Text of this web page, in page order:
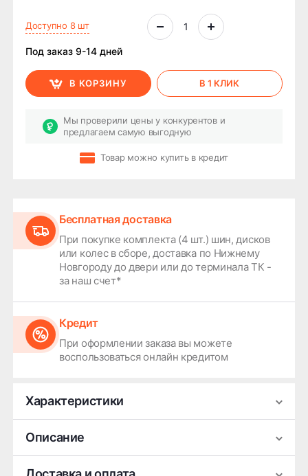
Доступно 8 шт
Под заказ 9-14 дней
В КОРЗИНУ В 1 КЛИК
Мы проверили цены у конкурентов и
предлагаем самую выгодную
Товар можно купить в кредит
Бесплатная доставка
При покупке комплекта (4 шт.) шин, дисков
или колес в сборе, доставка по Нижнему
Новгороду до двери или до терминала ТК -
за наш счет*
Кредит
При оформлении заказа вы можете
воспользоваться онлайн кредитом
Характеристики
Производитель
Ширина
6.5
Диаметр
16
Описание
Легковой колесный диск серии Арена от бренда